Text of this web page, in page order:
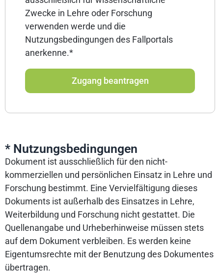
Zwecke in Lehre oder Forschung
verwenden werde und die
Nutzungsbedingungen des Fallportals
anerkenne.*
Zugang beantragen
* Nutzungsbedingungen
Dokument ist ausschließlich für den nicht-
kommerziellen und persönlichen Einsatz in Lehre und
Forschung bestimmt. Eine Vervielfältigung dieses
Dokuments ist außerhalb des Einsatzes in Lehre,
Weiterbildung und Forschung nicht gestattet. Die
Quellenangabe und Urheberhinweise müssen stets
auf dem Dokument verbleiben. Es werden keine
Eigentumsrechte mit der Benutzung des Dokumentes
übertragen.